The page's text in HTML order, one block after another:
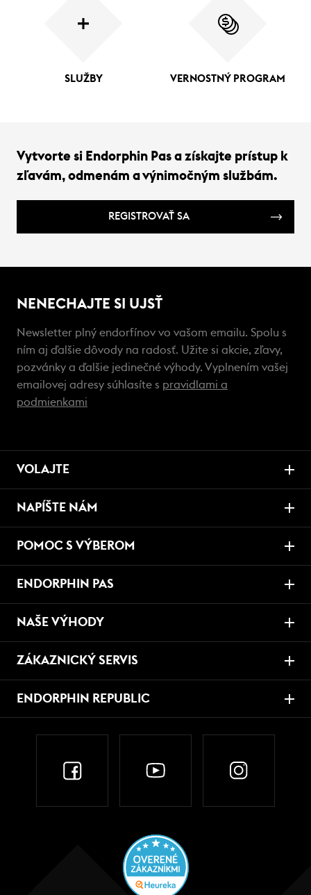
SLUŽBY VERNOSTNÝ PROGRAM
Vytvorte si Endorphin Pas a získajte prístup k
zľavám, odmenám a výnimočným službám.
REGISTROVAŤ SA
NENECHAJTE SI UJSŤ
Newsletter plný endorfínov vo vašom emailu. Spolu s
ním aj ďalšie dôvody na radosť. Užite si akcie, zľavy,
pozvánky a ďalšie jedinečné výhody. Vyplnením vašej
emailovej adresy súhlasíte s pravidlami a
podmienkami
VOLAJTE
NAPÍŠTE NÁM
POMOC S VÝBEROM
ENDORPHIN PAS
NAŠE VÝHODY
ZÁKAZNICKÝ SERVIS
ENDORPHIN REPUBLIC